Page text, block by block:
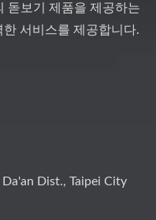
돋보기 제품을 제공하는
서비스를 제공합니다.
Dist., Taipei City